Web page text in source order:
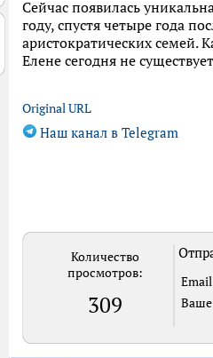
Сейчас появилась
году, спустя четыре года
аристократических семей.
Елене сегодня не
Original URL
Наш канал в Telegram
Количество
просмотров:
309